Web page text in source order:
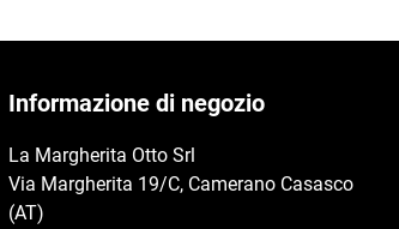
Informazione di negozio
La Margherita Otto Srl
Via Margherita 19/C, Camerano Casasco
(AT)